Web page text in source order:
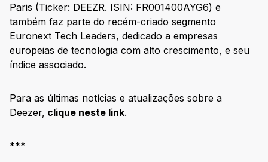
Paris (Ticker: DEEZR. ISIN: FR001400AYG6) e
também faz parte do recém-criado segmento
Euronext Tech Leaders, dedicado a empresas
europeias de tecnologia com alto crescimento, e seu
índice associado.
Para as últimas notícias e atualizações sobre a
Deezer, clique neste link.
***